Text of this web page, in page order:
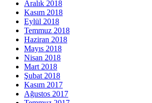
Aralık 2018
Kasım 2018
Eylül 2018
Temmuz 2018
Haziran 2018
Mayıs 2018
Nisan 2018
Mart 2018
Şubat 2018
Kasım 2017
Ağustos 2017